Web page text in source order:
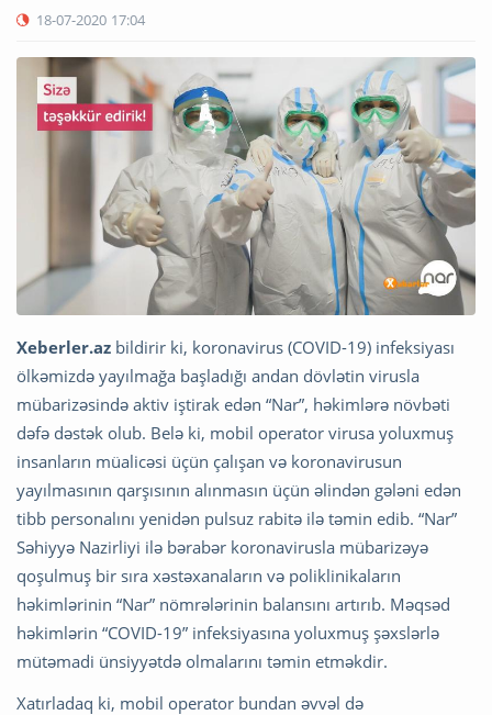
18-07-2020 17:04
Xeberler.az bildirir ki, koronavirus (COVID-19) infeksiyası
ölkəmizdə yayılmağa başladığı andan dövlətin virusla
mübarizəsində aktiv iştirak edən “Nar”, həkimlərə növbəti
dəfə dəstək olub. Belə ki, mobil operator virusa yoluxmuş
insanların müalicəsi üçün çalışan və koronavirusun
yayılmasının qarşısının alınmasın üçün əlindən gələni edən
tibb personalını yenidən pulsuz rabitə ilə təmin edib. “Nar”
Səhiyyə Nazirliyi ilə bərabər koronavirusla mübarizəyə
qoşulmuş bir sıra xəstəxanaların və poliklinikaların
həkimlərinin “Nar” nömrələrinin balansını artırıb. Məqsəd
həkimlərin “COVID-19” infeksiyasına yoluxmuş şəxslərlə
mütəmadi ünsiyyətdə olmalarını təmin etməkdir.
Xatırladaq ki, mobil operator bundan əvvəl də